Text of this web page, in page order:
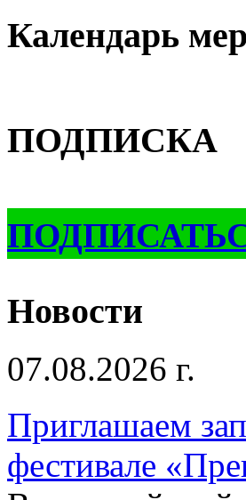
Календарь
ПОДПИСКА
Новости
07.08.2026 г.
Приглашаем
фестивале